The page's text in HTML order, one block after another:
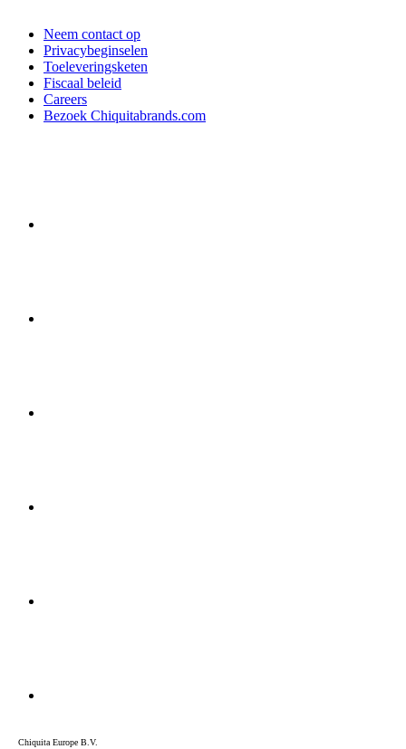
Neem contact op
Privacybeginselen
Toeleveringsketen
Fiscaal beleid
Careers
Bezoek Chiquitabrands.com
Chiquita Europe B.V.